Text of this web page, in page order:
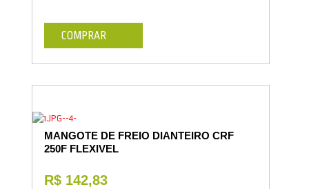
COMPRAR
MANGOTE DE FREIO DIANTEIRO CRF
250F FLEXIVEL
R$ 142,83